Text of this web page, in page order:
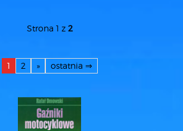
Strona 1 z 2
1 2 » ostatnia ⇒